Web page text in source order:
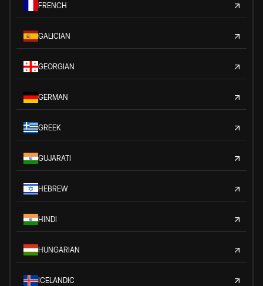
FRENCH
GALICIAN
GEORGIAN
GERMAN
GREEK
GUJARATI
HEBREW
HINDI
HUNGARIAN
ICELANDIC